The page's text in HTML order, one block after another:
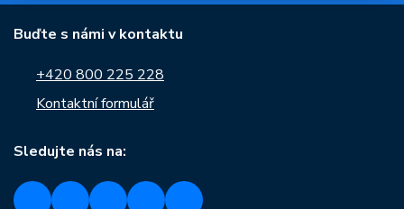
Buďte s námi v kontaktu
+420 800 225 228
Kontaktní formulář
Sledujte nás na: